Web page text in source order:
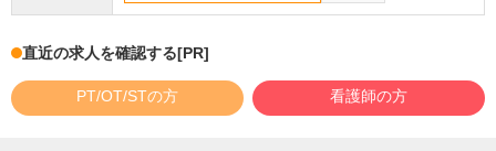
直近の求人を確認する[PR]
PT/OT/STの方 看護師の方